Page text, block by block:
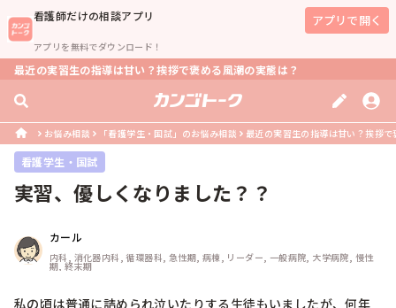
看護師だけの相談アプリ
アプリを無料でダウンロード！
アプリで開く
最近の実習生の指導は甘い？挨拶で褒める風潮の実態は？
お悩み相談 「看護学生・国試」のお悩み相談 最近の実習生の指導は甘い？挨拶
看護学生・国試
実習、優しくなりました？？
カール
内科, 消化器内科, 循環器科, 急性期, 病棟, リーダー, 一般病院, 大学病院, 慢性
期, 終末期
私の頃は普通に詰められ泣いたりする生徒もいましたが、何年